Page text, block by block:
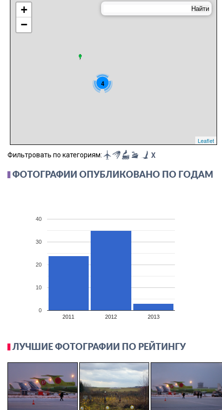
4
+
−
Leaflet
Фильтровать по категориям:
X
ФОТОГРАФИИ ОПУБЛИКОВАНО ПО ГОДАМ
2011 2012 2013
0
10
20
30
40
ЛУЧШИЕ ФОТОГРАФИИ ПО РЕЙТИНГУ